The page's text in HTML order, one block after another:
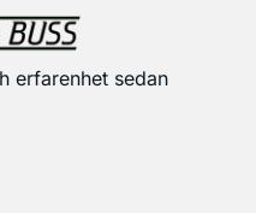
erfarenhet sedan